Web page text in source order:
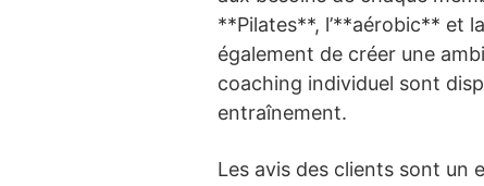
**Pilates**, l’**aérobic** et
également de créer une
coaching individuel sont
entraînement.
Les avis des clients sont un